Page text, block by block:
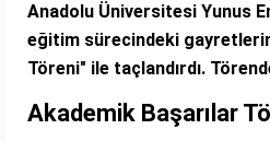
Anadolu Üniversitesi Yunus
eğitim sürecindeki
Töreni" ile taçlandırdı.
Akademik Başarılar